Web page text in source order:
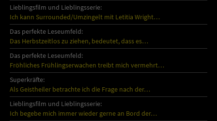
Lieblingsfilm und Lieblingsserie:
Ich kann Surrounded/Umzingelt mit Letitia Wright…
Das perfekte Leseumfeld:
Das Herbstzeitlos zu ziehen, bedeutet, dass es…
Das perfekte Leseumfeld:
Fröhliches Frühlingserwachen treibt mich vermehrt…
Superkräfte:
Als Geistheiler betrachte ich die Frage nach der…
Lieblingsfilm und Lieblingsserie:
Ich begebe mich immer wieder gerne an Bord der…